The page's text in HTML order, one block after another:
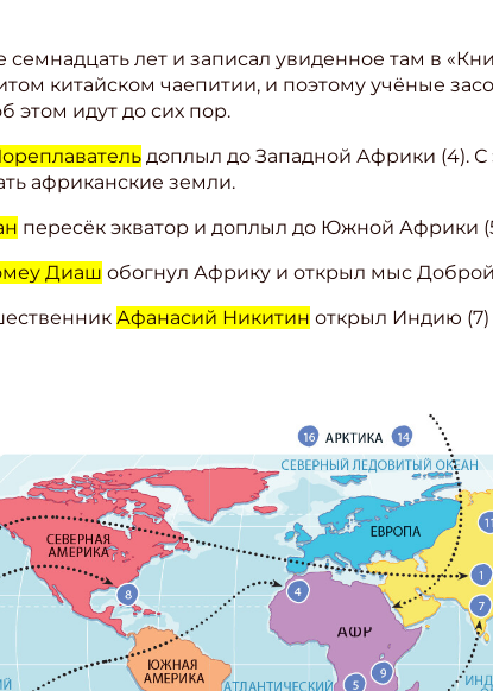
лет и записал увиденное там в
китайском чаепитии, и поэтому учёные
этом идут до сих пор.
доплыл до Западной Африки (4). С
африканские земли.
пересёк экватор и доплыл до Южной Африки
Диаш обогнул Африку и открыл мыс
Афанасий Никитин открыл Индию (7)